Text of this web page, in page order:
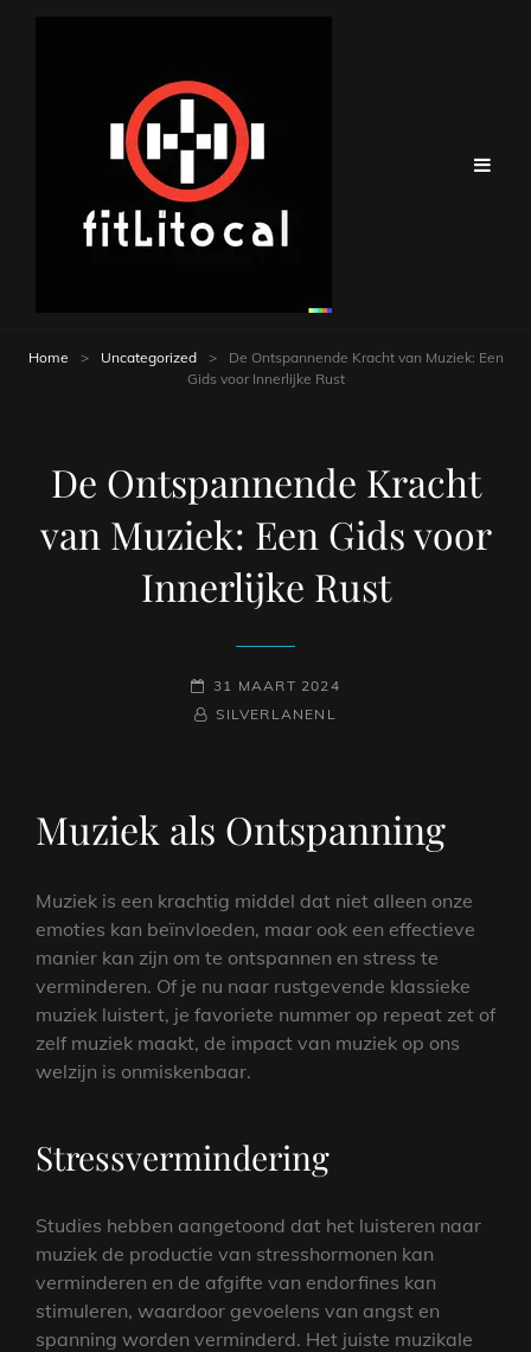
Home > Uncategorized >
De Ontspannende Kracht van Muziek: Een
Gids voor Innerlijke Rust
De Ontspannende Kracht
van Muziek: Een Gids voor
Innerlijke Rust
GEPLAATST
OP
31 MAART 2024
NAAMREGEL
BYLINE
SILVERLANENL
Muziek als Ontspanning
Muziek is een krachtig middel dat niet alleen onze
emoties kan beïnvloeden, maar ook een effectieve
manier kan zijn om te ontspannen en stress te
verminderen. Of je nu naar rustgevende klassieke
muziek luistert, je favoriete nummer op repeat zet of
zelf muziek maakt, de impact van muziek op ons
welzijn is onmiskenbaar.
Stressvermindering
Studies hebben aangetoond dat het luisteren naar
muziek de productie van stresshormonen kan
verminderen en de afgifte van endorfines kan
stimuleren, waardoor gevoelens van angst en
spanning worden verminderd. Het juiste muzikale